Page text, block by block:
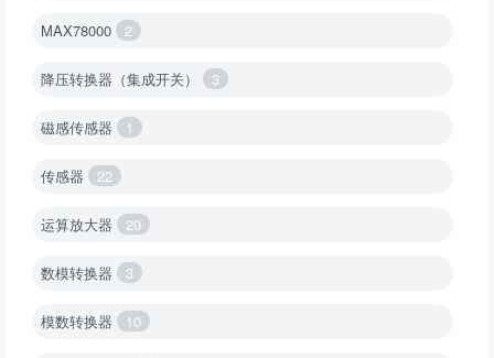
MAX78000 2
降压转换器（集成开关） 3
磁感传感器 1
传感器 22
运算放大器 20
数模转换器 3
模数转换器 10